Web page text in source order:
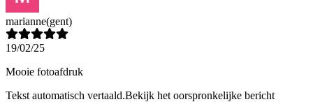
marianne(gent)
19/02/25
Mooie fotoafdruk
Tekst automatisch vertaald.Bekijk het oorspronkelijke bericht